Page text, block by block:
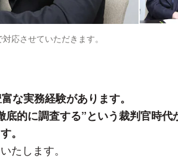
応させていただきます。
な実務経験があります。
的に調査する”という裁判官時
。
たします。